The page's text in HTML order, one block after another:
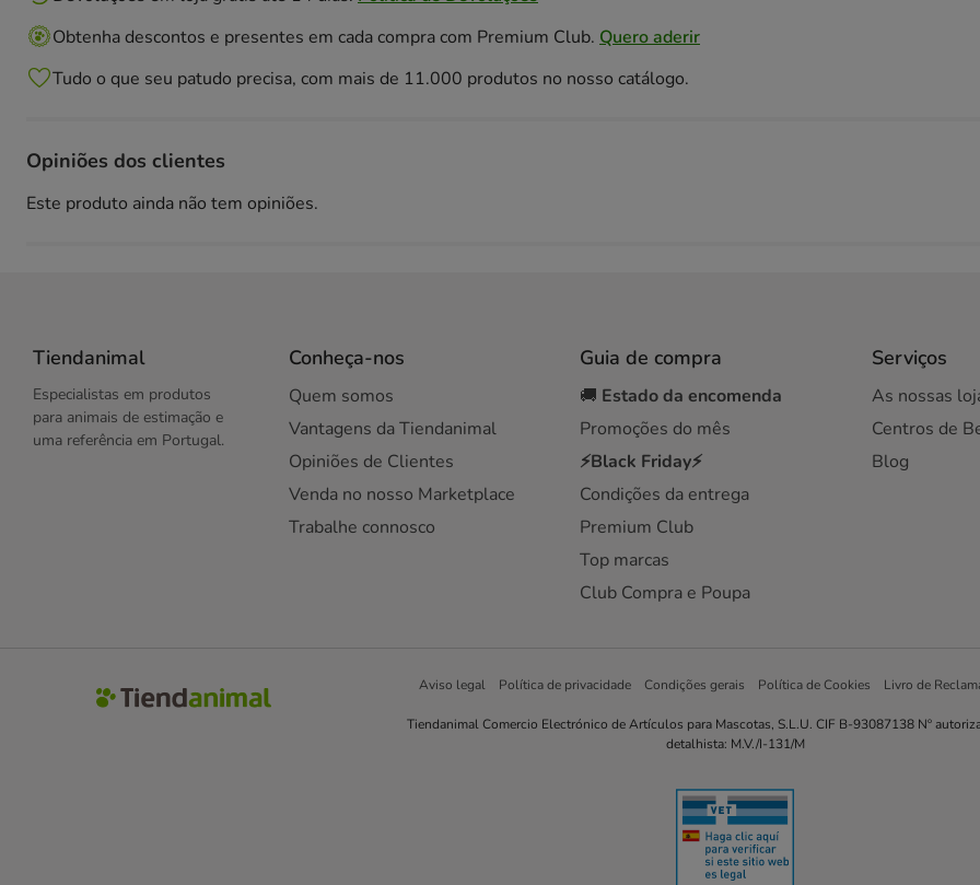
Obtenha descontos e presentes em cada compra com Premium Club. Quero aderir
Tudo o que seu patudo precisa, com mais de 11.000 produtos no nosso catálogo.
Opiniões dos clientes
Este produto ainda não tem opiniões.
Tiendanimal
Especialistas em produtos
para animais de estimação e
uma referência em Portugal.
Conheça-nos
Quem somos
Vantagens da Tiendanimal
Opiniões de Clientes
Venda no nosso Marketplace
Trabalhe connosco
Guia de compra
🚚 Estado da encomenda
Promoções do mês
⚡Black Friday⚡
Condições da entrega
Premium Club
Top marcas
Club Compra e Poupa
Serviços
As nossas
Centros de
Blog
Aviso legal Política de privacidade Condições gerais Política de Cookies Livro de
Tiendanimal Comercio Electrónico de Artículos para Mascotas, S.L.U. CIF B-93087138 Nº
detalhista: M.V./I-131/M